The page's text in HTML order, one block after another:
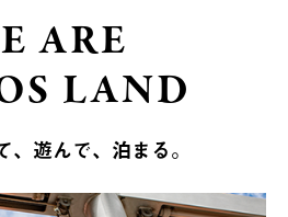
ARE
LAND
、遊んで、泊まる。